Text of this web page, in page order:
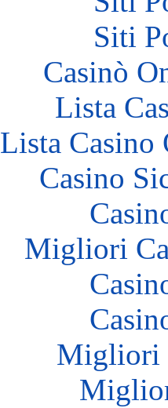
Siti
Casinò
Lista
Lista
Casino
Migliori
Migliori